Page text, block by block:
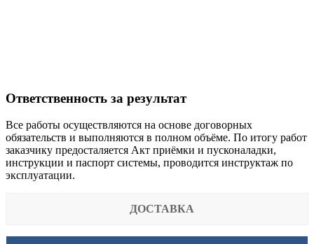
Ответственность за результат
Все работы осуществляются на основе договорных
обязательств и выполняются в полном объёме. По итогу работ
заказчику предосталяется Акт приёмки и пусконаладки,
инструкции и паспорт системы, проводится инструктаж по
эксплуатации.
ДОСТАВКА